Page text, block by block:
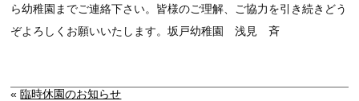
ら幼稚園までご連絡下さい。皆様のご理解、ご協力を引き続きどう
ぞよろしくお願いいたします。坂戸幼稚園 浅見 斉
«臨時休園のお知らせ